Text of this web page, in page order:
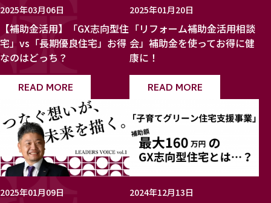
2025年03月06日
【補助金活用】「GX志向型住
宅」vs「長期優良住宅」お得
なのはどっち？
READ MORE
2025年01月20日
「リフォーム補助金活用相談
会」補助金を使ってお得に健
康に！
READ MORE
2025年01月09日 2024年12月13日